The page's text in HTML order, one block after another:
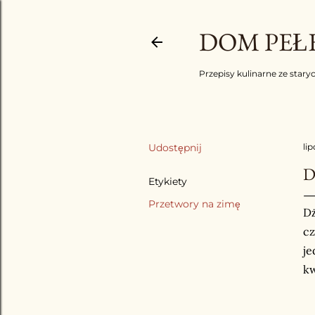
DOM
Przepisy kulinarne ze
Udostępnij
Etykiety
Przetwory na zimę